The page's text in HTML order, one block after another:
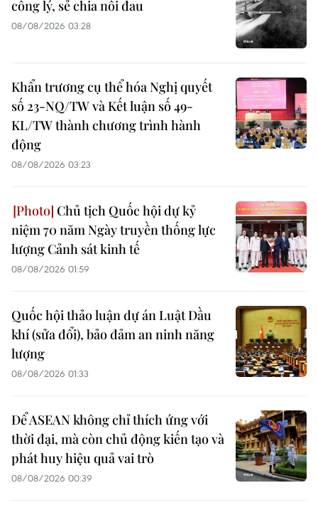
công lý, sẻ chia nỗi đau
08/08/2026 03:28
Khẩn trương cụ thể hóa Nghị quyết
số 23-NQ/TW và Kết luận số 49-
KL/TW thành chương trình hành
động
08/08/2026 03:23
Chủ tịch Quốc hội dự kỷ
niệm 70 năm Ngày truyền thống lực
lượng Cảnh sát kinh tế
08/08/2026 01:59
Quốc hội thảo luận dự án Luật Dầu
khí (sửa đổi), bảo đảm an ninh năng
lượng
08/08/2026 01:33
Để ASEAN không chỉ thích ứng với
thời đại, mà còn chủ động kiến tạo và
phát huy hiệu quả vai trò
08/08/2026 00:39